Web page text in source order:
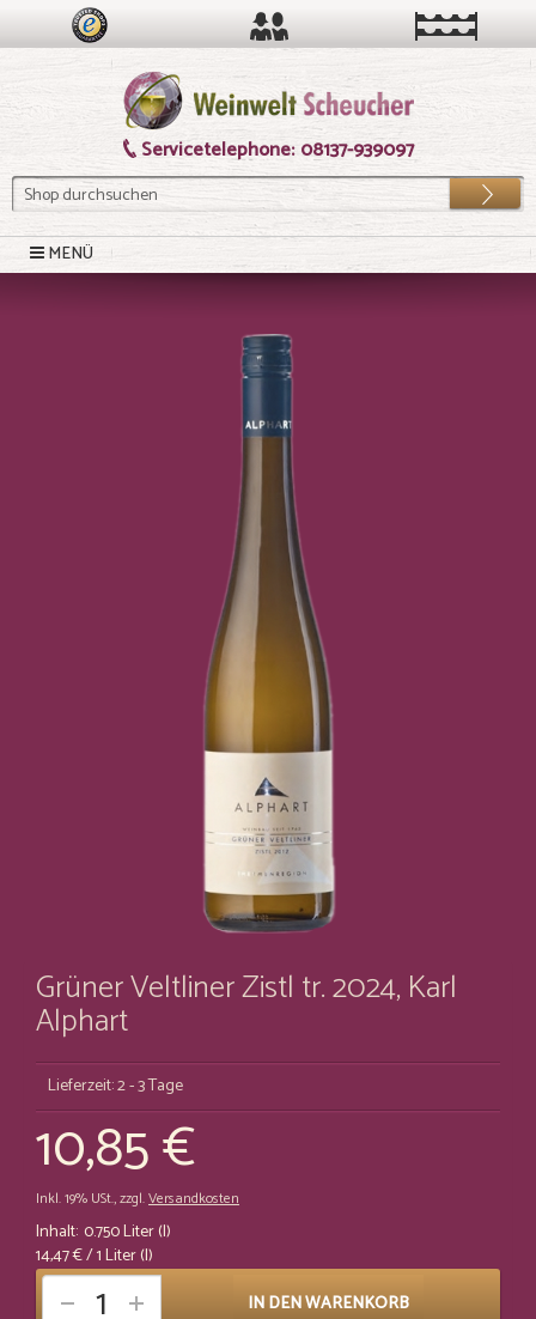
Servicetelephone: 08137-939097
Los
MENÜ
Grüner Veltliner Zistl tr. 2024, Karl
Alphart
Lieferzeit: 2 - 3 Tage
10,85 €
Inkl. 19% USt.,zzgl.Versandkosten
Inhalt: 0.750 Liter (l)
14,47 €/ 1 Liter (l)
IN DEN WARENKORB